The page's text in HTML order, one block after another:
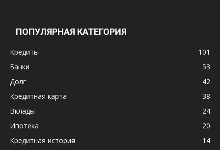
ПОПУЛЯРНАЯ КАТЕГОРИЯ
Кредиты
101
Банки
53
Долг
42
Кредитная карта
38
Вклады
24
Ипотека
20
Кредитная история
14